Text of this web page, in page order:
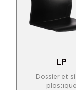
LP
Dossier et
plastique